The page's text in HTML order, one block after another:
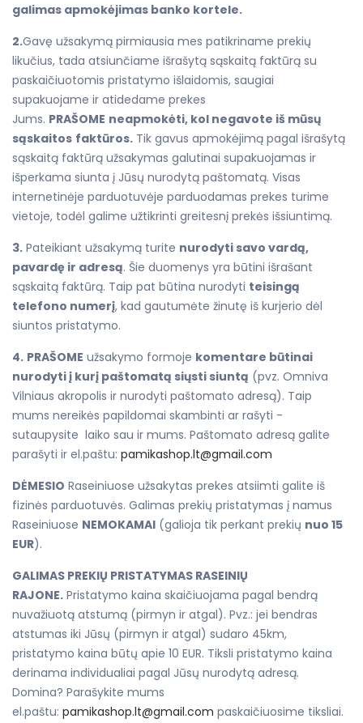
galimas apmokėjimas banko kortele.
2.Gavę užsakymą pirmiausia mes patikriname prekių
likučius, tada atsiunčiame išrašytą sąskaitą faktūrą su
paskaičiuotomis pristatymo išlaidomis, saugiai
supakuojame ir atidedame prekes
Jums. PRAŠOME neapmokėti, kol negavote iš mūsų
sąskaitos faktūros. Tik gavus apmokėjimą pagal išrašytą
sąskaitą faktūrą užsakymas galutinai supakuojamas ir
išperkama siunta į Jūsų nurodytą paštomatą. Visas
internetinėje parduotuvėje parduodamas prekes turime
vietoje, todėl galime užtikrinti greitesnį prekės išsiuntimą.
3. Pateikiant užsakymą turite nurodyti savo vardą,
pavardę ir adresą. Šie duomenys yra būtini išrašant
sąskaitą faktūrą. Taip pat būtina nurodyti teisingą
telefono numerį, kad gautumėte žinutę iš kurjerio dėl
siuntos pristatymo.
4. PRAŠOME užsakymo formoje komentare būtinai
nurodyti į kurį paštomatą siųsti siuntą (pvz. Omniva
Vilniaus akropolis ir nurodyti paštomato adresą). Taip
mums nereikės papildomai skambinti ar rašyti -
sutaupysite laiko sau ir mums. Paštomato adresą galite
parašyti ir el.paštu: pamikashop.lt@gmail.com
DĖMESIO Raseiniuose užsakytas prekes atsiimti galite iš
fizinės parduotuvės. Galimas prekių pristatymas į namus
Raseiniuose NEMOKAMAI (galioja tik perkant prekių nuo 15
EUR).
GALIMAS PREKIŲ PRISTATYMAS RASEINIŲ
RAJONE. Pristatymo kaina skaičiuojama pagal bendrą
nuvažiuotą atstumą (pirmyn ir atgal). Pvz.: jei bendras
atstumas iki Jūsų (pirmyn ir atgal) sudaro 45km,
pristatymo kaina būtų apie 10 EUR. Tiksli pristatymo kaina
derinama individualiai pagal Jūsų nurodytą adresą.
Domina? Parašykite mums
el.paštu: pamikashop.lt@gmail.com paskaičiuosime tiksliai.